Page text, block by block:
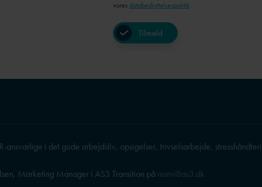
vores databeskyttelsespolitik
i det gode arbejdsliv, opsigelser, trivselsarbejde,
Marketing Manager i AS3 Transition på msmi@as3.dk